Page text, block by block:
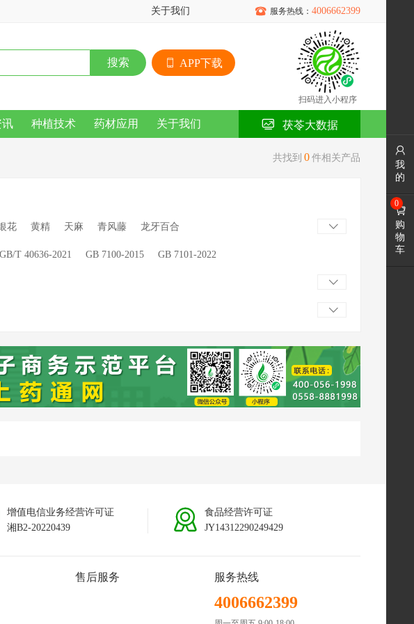
关于我们  服务热线： 4006662399
搜索 APP下载
扫码进入小程序
讯 种植技术 药材应用 关于我们 茯苓大数据
共找到 0 件相关产品
花 黄精 天麻 青风藤 龙牙百合 
GB/T 40636-2021 GB 7100-2015 GB 7101-2022



我
的

购
物
车
0
增值电信业务经营许可证
湘B2-20220439
食品经营许可证
JY14312290249429
售后服务 服务热线
4006662399